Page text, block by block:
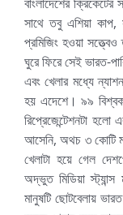
সাথে তবু এশিয়া
প্রমিজিং হওয়া সত্ত্বেও
ঘুরে ফিরে সেই ভারত-
এবং খেলার মধ্যে
হয় এদেশে। ৯৯
রিপ্রেজেন্টেশনটা
আসেনি, অথচ ৩ কোটি
খেলাটা হয়ে গেল
অদ্ভুত মিডিয়া
মানুষটি ছোটবেলায়